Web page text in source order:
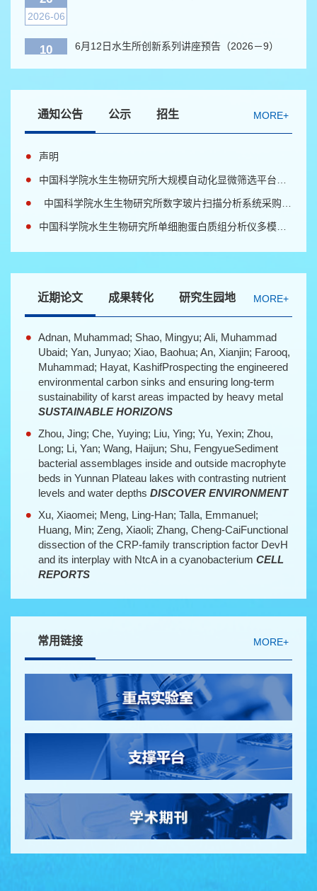
10
2026-06
2026-06
第四届水生生物论坛暨Aquatic Diversity and
Ecology期刊发布会（第二轮会议通知）
6月11日水生所创新系列讲座预告（2026－8）
30
第十六届海峡两岸人工湿地研讨会（第一轮通
26 6月30日水生所创新系列讲座预告（2026－10）
2026-06
6月12日水生所创新系列讲座预告（2026－9）
09
2026-06
Ecology期刊发布会（第二轮会议通知）
09
2026-06
6月11日水生所创新系列讲座预告（2026－8）
30
2026-06
第十六届海峡两岸人工湿地研讨会（第一轮通
知）
26
2026-06
6月30日水生所创新系列讲座预告（2026－10）
10
2026-06
6月12日水生所创新系列讲座预告（2026－9）
2026-06
第四届水生生物论坛暨Aquatic Diversity and
Ecology期刊发布会（第二轮会议通知）
09 6月11日水生所创新系列讲座预告（2026－8）
通知公告 公示 招生 MORE+
声明
近期论文 成果转化 研究生园地 MORE+
Adnan, Muhammad; Shao, Mingyu; Ali, Muhammad
Ubaid; Yan, Junyao; Xiao, Baohua; An, Xianjin; Farooq,
Muhammad; Hayat, KashifProspecting the engineered
environmental carbon sinks and ensuring long-term
sustainability of karst areas impacted by heavy metal
SUSTAINABLE HORIZONS
Zhou, Jing; Che, Yuying; Liu, Ying; Yu, Yexin; Zhou,
Long; Li, Yan; Wang, Haijun; Shu, FengyueSediment
bacterial assemblages inside and outside macrophyte
beds in Yunnan Plateau lakes with contrasting nutrient
levels and water depths DISCOVER ENVIRONMENT
Xu, Xiaomei; Meng, Ling-Han; Talla, Emmanuel;
Huang, Min; Zeng, Xiaoli; Zhang, Cheng-CaiFunctional
dissection of the CRP-family transcription factor DevH
and its interplay with NtcA in a cyanobacterium CELL
REPORTS
常用链接 MORE+